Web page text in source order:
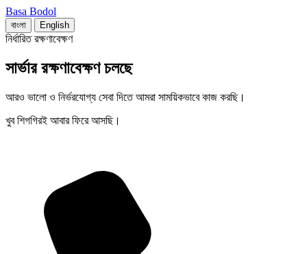
Basa Bodol
বাংলা English
নির্ধারিত রক্ষণাবেক্ষণ
সার্ভার রক্ষণাবেক্ষণ চলছে
আরও ভালো ও নির্ভরযোগ্য সেবা দিতে আমরা সাময়িকভাবে কাজ করছি।
খুব শিগগিরই আবার ফিরে আসছি।